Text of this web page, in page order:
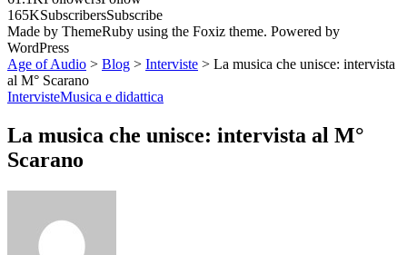
165KSubscribersSubscribe
Made by ThemeRuby using the Foxiz theme. Powered by
WordPress
Age of Audio > Blog > Interviste > La musica che unisce: intervista
al M° Scarano
IntervisteMusica e didattica
La musica che unisce: intervista al M°
Scarano